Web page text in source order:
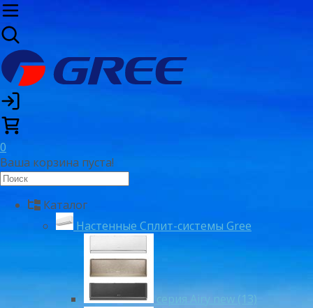
0
Ваша корзина пуста!
Каталог
Настенные Сплит-системы Gree
серия Airy new (13)